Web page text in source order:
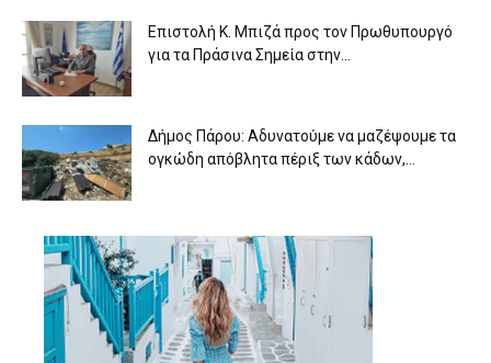
Επιστολή Κ. Μπιζά προς τον Πρωθυπουργό
για τα Πράσινα Σημεία στην...
Δήμος Πάρου: Αδυνατούμε να μαζέψουμε τα
ογκώδη απόβλητα πέριξ των κάδων,...